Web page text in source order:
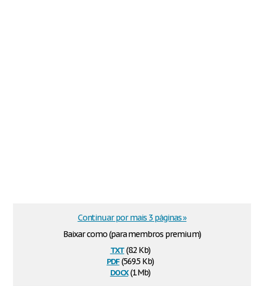
Baixar como (para membros premium)
txt(8.2 Kb)
pdf(569.5 Kb)
docx(1 Mb)
Continuar por mais 3 páginas »